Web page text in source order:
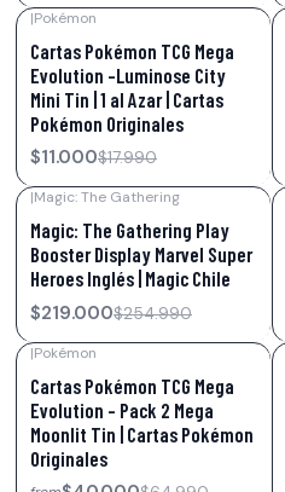
|Pokémon
Cartas Pokémon TCG Mega
Evolution –Luminose City
Mini Tin | 1 al Azar | Cartas
Pokémon Originales
$11.000$17.990
|Magic: The Gathering
Magic: The Gathering Play
Booster Display Marvel Super
Heroes Inglés | Magic Chile
$219.000$254.990
|Pokémon
Cartas Pokémon TCG Mega
Evolution – Pack 2 Mega
Moonlit Tin | Cartas Pokémon
Originales